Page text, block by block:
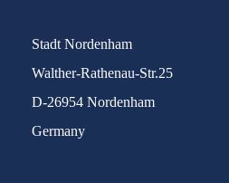
Stadt Nordenham
Walther-Rathenau-Str.25
D-26954 Nordenham
Germany